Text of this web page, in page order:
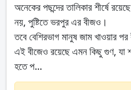
অনেকের পছন্দের তালিকার শীর্ষে
নয়, পুষ্টিতে ভরপুর এর বীজও।
তবে বেশিরভাগ মানুষ জাম খাওয়ার
এই বীজেও রয়েছে এমন কিছু গুণ, যা
হতে প...